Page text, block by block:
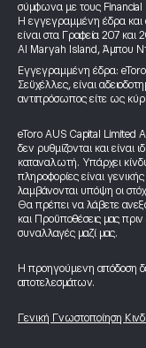
σύμφωνα με τους Financial
Η εγγεγραμμένη έδρα και
είναι στα Γραφεία 207
Al Maryah Island, Άμπου
Εγγεγραμμένη έδρα:
Σεϋχέλλες, είναι
αντιπρόσωπος είτε ως
eToro AUS Capital Limited
δεν ρυθμίζονται και είναι
καταναλωτή. Υπάρχει
πληροφορίες είναι
λαμβάνονται υπόψη οι
Θα πρέπει να λάβετε
και Προϋποθέσεις μας
συναλλαγές μαζί μας.
Η προηγούμενη απόδοση
αποτελεσμάτων.
Γενική Γνωστοποίηση